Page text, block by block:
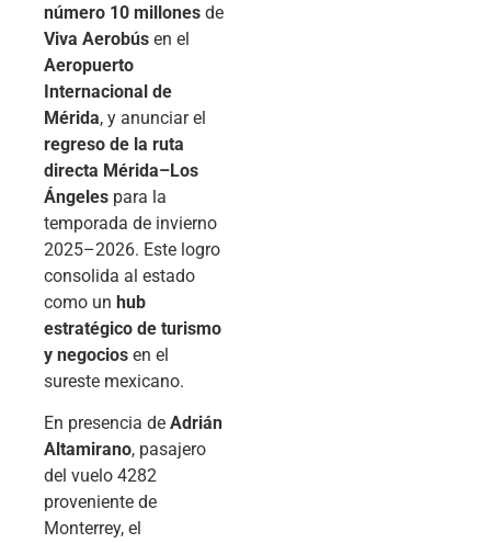
número 10 millones de
Viva Aerobús en el
Aeropuerto
Internacional de
Mérida, y anunciar el
regreso de la ruta
directa Mérida–Los
Ángeles para la
temporada de invierno
2025–2026. Este logro
consolida al estado
como un hub
estratégico de turismo
y negocios en el
sureste mexicano.
En presencia de Adrián
Altamirano, pasajero
del vuelo 4282
proveniente de
Monterrey, el